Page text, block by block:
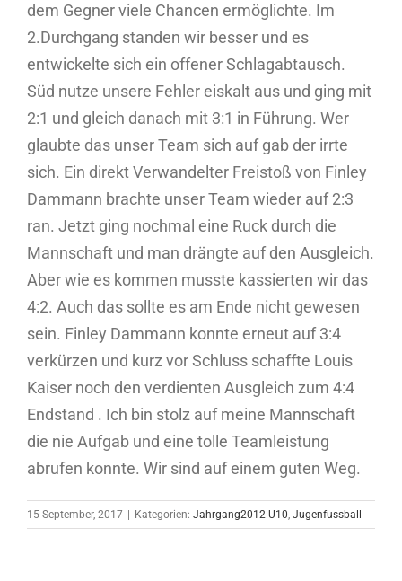
dem Gegner viele Chancen ermöglichte. Im
2.Durchgang standen wir besser und es
entwickelte sich ein offener Schlagabtausch.
Süd nutze unsere Fehler eiskalt aus und ging mit
2:1 und gleich danach mit 3:1 in Führung. Wer
glaubte das unser Team sich auf gab der irrte
sich. Ein direkt Verwandelter Freistoß von Finley
Dammann brachte unser Team wieder auf 2:3
ran. Jetzt ging nochmal eine Ruck durch die
Mannschaft und man drängte auf den Ausgleich.
Aber wie es kommen musste kassierten wir das
4:2. Auch das sollte es am Ende nicht gewesen
sein. Finley Dammann konnte erneut auf 3:4
verkürzen und kurz vor Schluss schaffte Louis
Kaiser noch den verdienten Ausgleich zum 4:4
Endstand . Ich bin stolz auf meine Mannschaft
die nie Aufgab und eine tolle Teamleistung
abrufen konnte. Wir sind auf einem guten Weg.
15 September, 2017 Kategorien: Jahrgang2012-U10, Jugenfussball